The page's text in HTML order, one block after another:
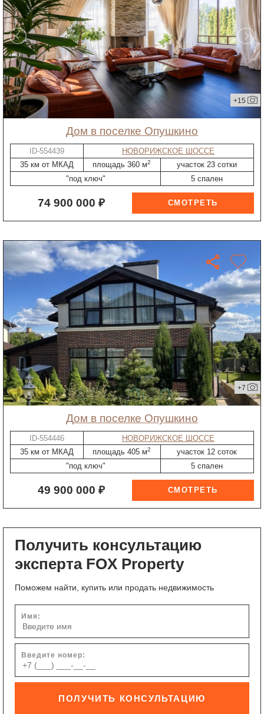
+15
дом в поселке Опушкино
ID-554439
НОВОРИЖСКОЕ ШОССЕ
35 км от МКАД
площадь 360 м2
участок 23 сотки
"под ключ"
5 спален
74 900 000 ₽
+7
дом в поселке Опушкино
ID-554446
НОВОРИЖСКОЕ ШОССЕ
35 км от МКАД
площадь 405 м2
участок 12 соток
"под ключ"
5 спален
49 900 000 ₽
Получить консультацию
эксперта FOX Property
Поможем найти, купить или продать недвижимость
Имя:
Введите номер:
ПОЛУЧИТЬ КОНСУЛЬТАЦИЮ